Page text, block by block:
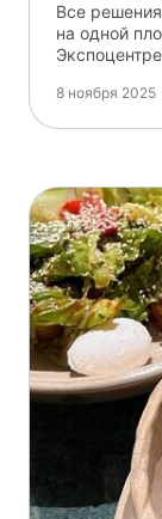
Все
на одной
8 ноября 2025